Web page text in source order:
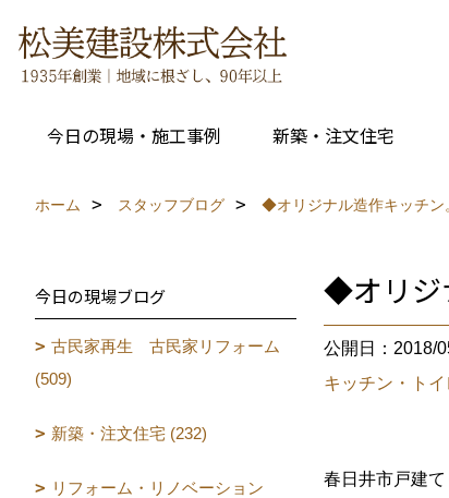
今日の現場・施工事例 新築・注文住宅
ホーム スタッフブログ ◆オリジナル造作キッチン
◆オリジ
公開日：2018/
キッチン・ト
春日井市戸建
今日の現場ブログ
古民家再生 古民家リフォーム
(509)
新築・注文住宅 (232)
リフォーム・リノベーション